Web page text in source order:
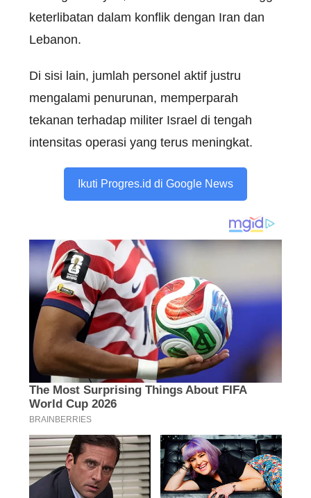
keterlibatan dalam konflik dengan Iran dan
Lebanon.
Di sisi lain, jumlah personel aktif justru
mengalami penurunan, memperparah
tekanan terhadap militer Israel di tengah
intensitas operasi yang terus meningkat.
Ikuti Progres.id di Google News